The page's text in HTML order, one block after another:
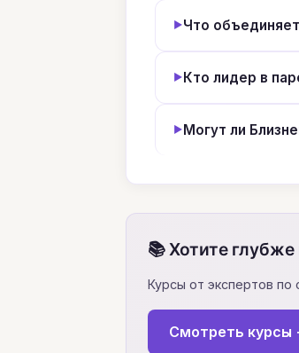
Что
Кто лидер в
Могут ли
📚 Хотите
Курсы от экспертов по
Смотреть курсы